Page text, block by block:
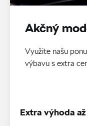
Akčný
Využite našu
výbavu s extra
Extra výhoda